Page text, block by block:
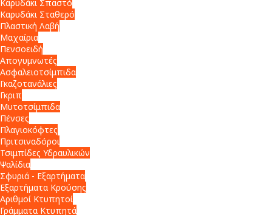
Καρυδάκι Σπαστό
Καρυδάκι Σταθερό
Πλαστική Λαβή
Μαχαίρια
Πενσοειδή
Απογυμνωτές
Ασφαλειοτσίμπιδα
Γκαζοτανάλιες
Γκριπ
Μυτοτσίμπιδα
Πένσες
Πλαγιοκόφτες
Πριτσιναδόροι
Τσιμπίδες Υδραυλικών
Ψαλίδια
Σφυριά - Εξαρτήματα
Εξαρτήματα Κρούσης
Αριθμοί Κτυπητοί
Γράμματα Κτυπητά